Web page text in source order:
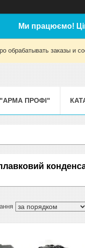
Ми працюємо!
обрабатывать заказы и
ПРОФІ"